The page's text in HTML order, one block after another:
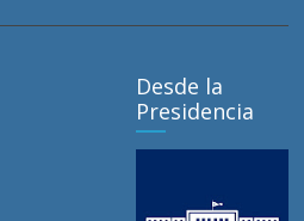
Desde la
Presidencia